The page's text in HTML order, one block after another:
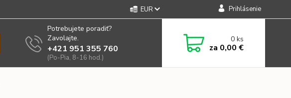
EUR Prihlásenie
Potrebujete poradiť?
Zavolajte.
+421 951 355 760
(Po-Pia, 8-16 hod.)
0ks
za 0,00 €